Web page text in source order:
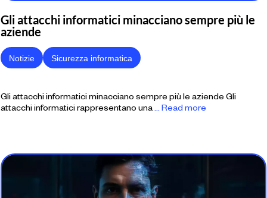
Gli attacchi informatici minacciano sempre più le
aziende
Notizie Sicurezza informatica
Gli attacchi informatici minacciano sempre più le aziende Gli
attacchi informatici rappresentano una... Read more